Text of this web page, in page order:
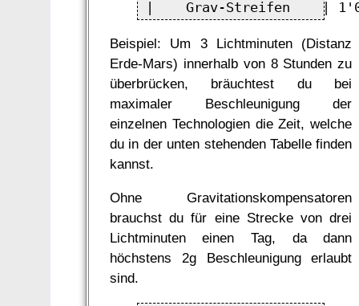
Beispiel: Um 3 Lichtminuten (Distanz
Erde-Mars) innerhalb von 8 Stunden zu
überbrücken, bräuchtest du bei
maximaler Beschleunigung der
einzelnen Technologien die Zeit, welche
du in der unten stehenden Tabelle finden
kannst.
Ohne Gravitationskompensatoren
brauchst du für eine Strecke von drei
Lichtminuten einen Tag, da dann
höchstens 2g Beschleunigung erlaubt
sind.